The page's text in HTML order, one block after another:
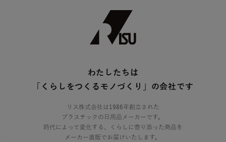
わたしたちは
「くらしをつくるモノづくり」の会社です
リス株式会社は1986年創立された
プラスチックの日用品メーカーです。
時代によって変化する、くらしに寄り添った商品を
メーカー直販でお届けいたします。